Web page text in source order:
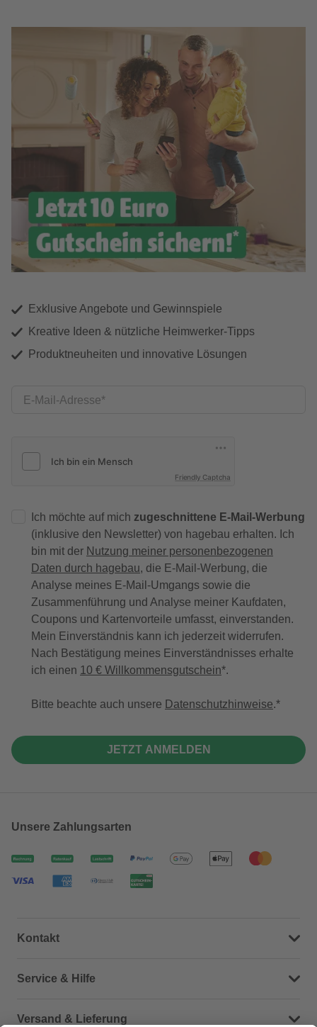
Exklusive Angebote und Gewinnspiele
Kreative Ideen & nützliche Heimwerker-Tipps
Produktneuheiten und innovative Lösungen
E-Mail-Adresse
Friendly Captcha
Ich möchte auf mich zugeschnittene E-Mail-Werbung
(inklusive den Newsletter) von hagebau erhalten. Ich
bin mit der Nutzung meiner personenbezogenen
Daten durch hagebau, die E-Mail-Werbung, die
Analyse meines E-Mail-Umgangs sowie die
Zusammenführung und Analyse meiner Kaufdaten,
Coupons und Kartenvorteile umfasst, einverstanden.
Mein Einverständnis kann ich jederzeit widerrufen.
Nach Bestätigung meines Einverständnisses erhalte
ich einen 10 € Willkommensgutschein*.
Bitte beachte auch unsere Datenschutzhinweise.
JETZT ANMELDEN
Unsere Zahlungsarten
Kontakt
Dein Kontakt zu uns
Service & Hilfe
Häufige Fragen (FAQ)
Versand & Lieferung